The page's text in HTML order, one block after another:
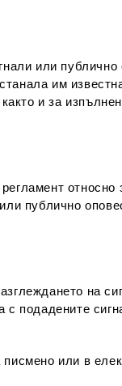
или публично
им
и за
относно
публично
на
подадените
писмено или в